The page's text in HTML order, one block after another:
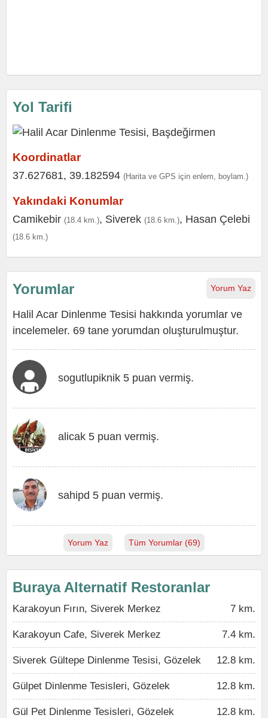
Yol Tarifi
Koordinatlar
37.627681, 39.182594 (Harita ve GPS için enlem, boylam.)
Yakındaki Konumlar
Camikebir (18.4 km.), Siverek (18.6 km.), Hasan Çelebi
(18.6 km.)
Yorum Yaz
Yorumlar
Halil Acar Dinlenme Tesisi hakkında yorumlar ve
incelemeler. 69 tane yorumdan oluşturulmuştur.
sogutlupiknik 5 puan vermiş.
alicak 5 puan vermiş.
sahipd 5 puan vermiş.
Yorum Yaz Tüm Yorumlar (69)
Buraya Alternatif Restoranlar
Karakoyun Fırın, Siverek Merkez 7 km.
Karakoyun Cafe, Siverek Merkez 7.4 km.
Siverek Gültepe Dinlenme Tesisi, Gözelek 12.8 km.
Gülpet Dinlenme Tesisleri, Gözelek 12.8 km.
Gül Pet Dinlenme Tesisleri, Gözelek 12.8 km.